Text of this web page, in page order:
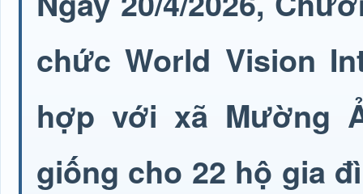
chức World Vision
hợp với xã Mường
giống cho 22 hộ gia